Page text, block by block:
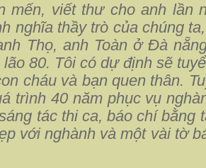
mến, viết thư cho anh lần
nghĩa thầy trò của chúng
Thọ, anh Toàn ở Đà
80. Tôi có dự định sẽ
cháu và bạn quen thân.
trình 40 năm phục vụ
tác thi ca, báo chí
với nghành và một vài tờ